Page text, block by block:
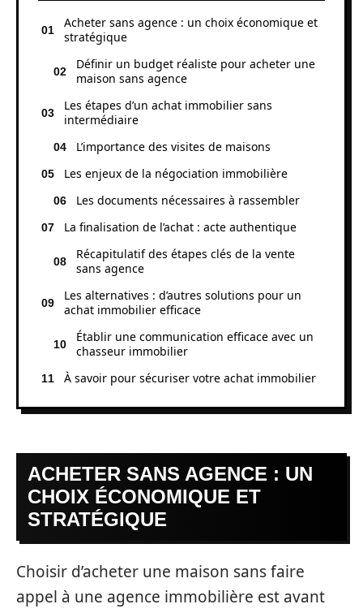
Acheter sans agence : un choix économique et
stratégique
Définir un budget réaliste pour acheter une
maison sans agence
Les étapes d’un achat immobilier sans
intermédiaire
L’importance des visites de maisons
Les enjeux de la négociation immobilière
Les documents nécessaires à rassembler
La finalisation de l’achat : acte authentique
Récapitulatif des étapes clés de la vente
sans agence
Les alternatives : d’autres solutions pour un
achat immobilier efficace
Établir une communication efficace avec un
chasseur immobilier
À savoir pour sécuriser votre achat immobilier
ACHETER SANS AGENCE : UN
CHOIX ÉCONOMIQUE ET
STRATÉGIQUE
Choisir d’acheter une maison sans faire
appel à une agence immobilière est avant